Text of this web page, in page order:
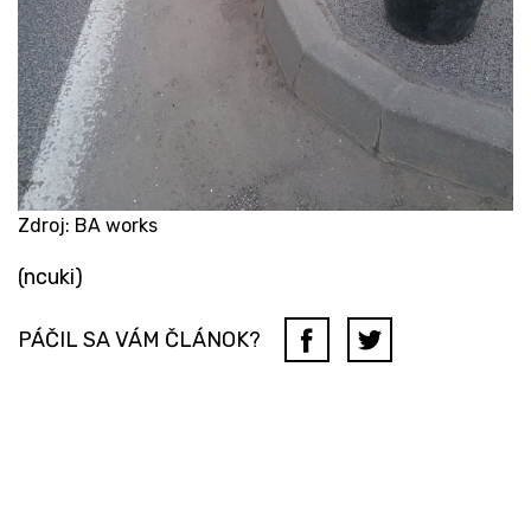
Zdroj: BA works
(ncuki)​
PÁČIL SA VÁM ČLÁNOK?